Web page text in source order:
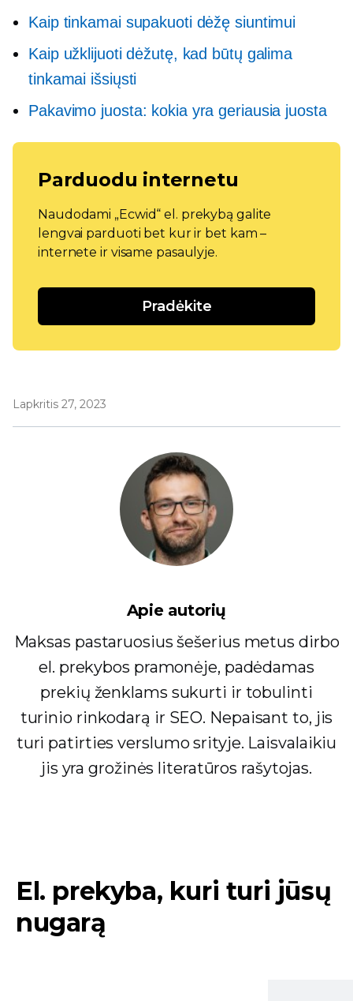
Kaip tinkamai supakuoti dėžę siuntimui
Kaip užklijuoti dėžutę, kad būtų galima
tinkamai išsiųsti
Pakavimo juosta: kokia yra geriausia juosta
Parduodu internetu
Naudodami „Ecwid“ el. prekybą galite
lengvai parduoti bet kur ir bet kam –
internete ir visame pasaulyje.
Pradėkite
Lapkritis 27, 2023
Apie autorių
Maksas pastaruosius šešerius metus dirbo
el. prekybos pramonėje, padėdamas
prekių ženklams sukurti ir tobulinti
turinio rinkodarą ir SEO. Nepaisant to, jis
turi patirties verslumo srityje. Laisvalaikiu
jis yra grožinės literatūros rašytojas.
El. prekyba, kuri turi jūsų
nugarą